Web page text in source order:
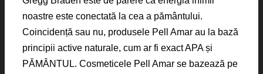
noastre este conectată la cea a pământului.
Coincidență sau nu, produsele Pell Amar au la bază
principii active naturale, cum ar fi exact APA și
PĂMÂNTUL. Cosmeticele Pell Amar se bazează pe